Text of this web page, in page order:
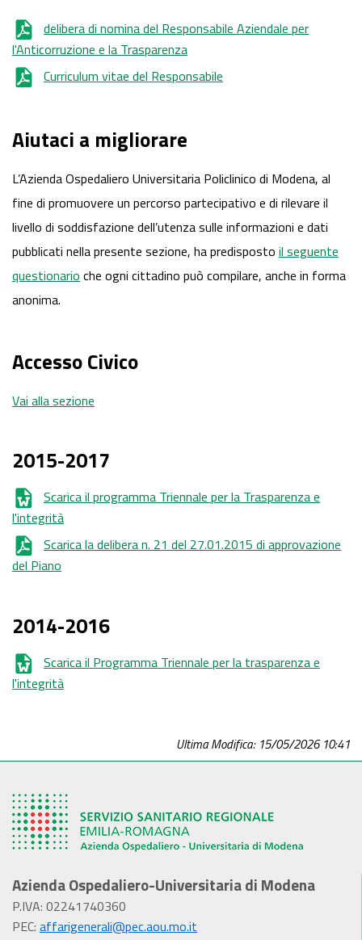
delibera di nomina del Responsabile Aziendale per
l'Anticorruzione e la Trasparenza
Curriculum vitae del Responsabile
Aiutaci a migliorare
L’Azienda Ospedaliero Universitaria Policlinico di Modena, al
fine di promuovere un percorso partecipativo e di rilevare il
livello di soddisfazione dell’utenza sulle informazioni e dati
pubblicati nella presente sezione, ha predisposto il seguente
questionario che ogni cittadino può compilare, anche in forma
anonima.
Accesso Civico
Vai alla sezione
2015-2017
Scarica il programma Triennale per la Trasparenza e
l'integrità
Scarica la delibera n. 21 del 27.01.2015 di approvazione
del Piano
2014-2016
Scarica il Programma Triennale per la trasparenza e
l'integrità
Ultima Modifica: 15/05/2026 10:41
Azienda Ospedaliero-Universitaria di Modena
P.IVA: 02241740360
PEC: affarigenerali@pec.aou.mo.it